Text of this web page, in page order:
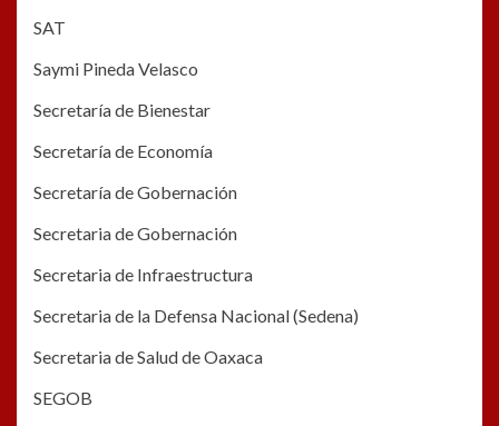
SAT
Saymi Pineda Velasco
Secretaría de Bienestar
Secretaría de Economía
Secretaría de Gobernación
Secretaria de Gobernación
Secretaria de Infraestructura
Secretaria de la Defensa Nacional (Sedena)
Secretaria de Salud de Oaxaca
SEGOB